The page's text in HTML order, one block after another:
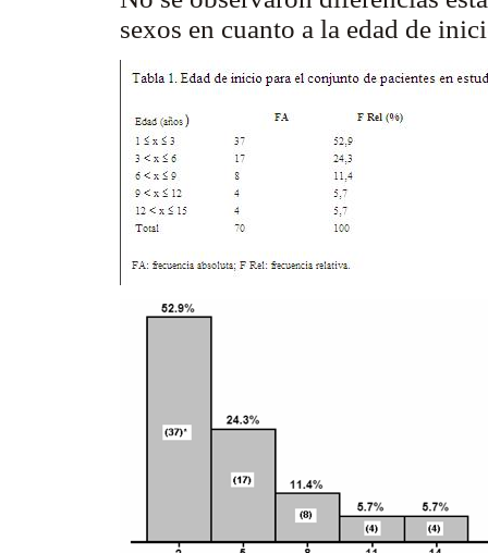
sexos en cuanto a la edad de